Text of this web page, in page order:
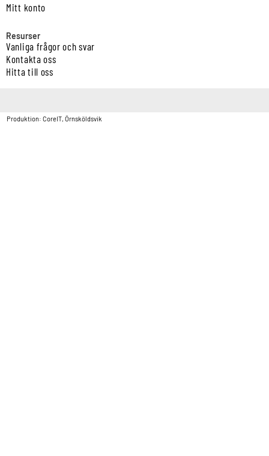
Mitt konto
Resurser
Vanliga frågor och svar
Kontakta oss
Hitta till oss
Produktion: CoreIT, Örnsköldsvik